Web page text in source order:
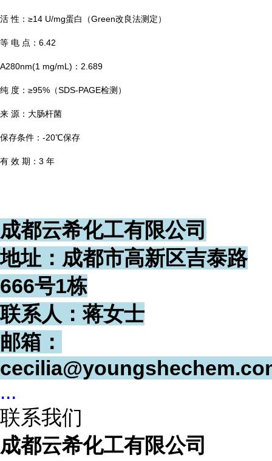
活 性： ≥14 U/mg蛋白（Green改良法测定）
等 电 点： 6.42
A280nm(1 mg/mL) ： 2.689
纯 度： ≥95% （SDS-PAGE检测）
来 源：大肠杆菌
保存条件： -20℃保存
有 效 期： 3 年
成都云希化工有限公司
地址：成都市高新区吉泰路
666号1栋
联系人：蒋女士
邮箱：
...
联系我们
成都云希化工有限公司